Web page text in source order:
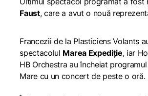
Faust, care a avut o nouă
Francezii de la Plasticiens Volants
spectacolul Marea Expediție, iar
HB Orchestra au încheiat
Mare cu un concert de peste o oră.